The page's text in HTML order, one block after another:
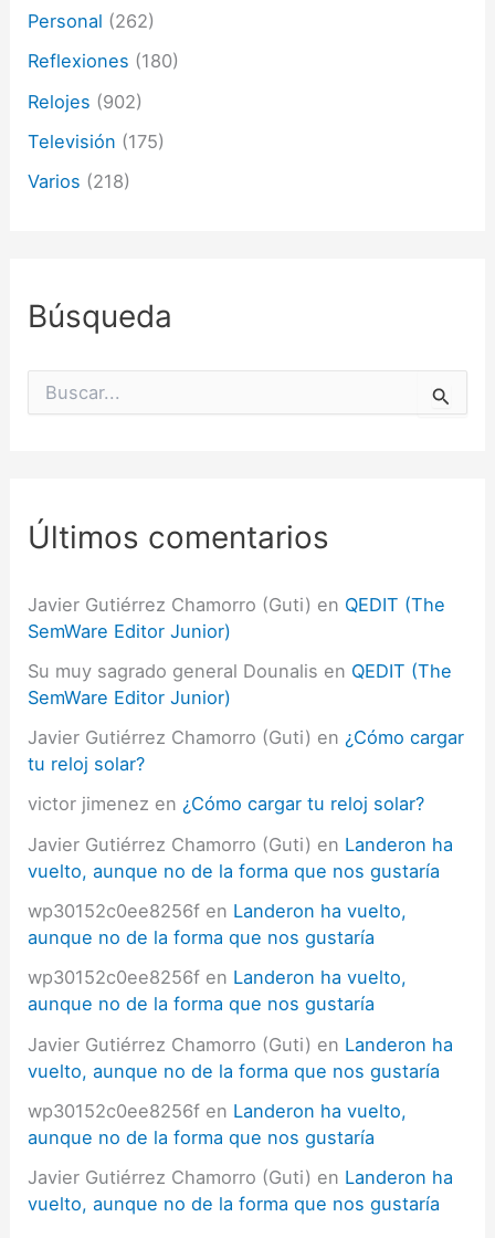
Personal (262)
Reflexiones (180)
Relojes (902)
Televisión (175)
Varios (218)
Búsqueda
Últimos comentarios
Javier Gutiérrez Chamorro (Guti) en QEDIT (The
SemWare Editor Junior)
Su muy sagrado general Dounalis en QEDIT (The
SemWare Editor Junior)
Javier Gutiérrez Chamorro (Guti) en ¿Cómo cargar
tu reloj solar?
victor jimenez en ¿Cómo cargar tu reloj solar?
Javier Gutiérrez Chamorro (Guti) en Landeron ha
vuelto, aunque no de la forma que nos gustaría
wp30152c0ee8256f en Landeron ha vuelto,
aunque no de la forma que nos gustaría
wp30152c0ee8256f en Landeron ha vuelto,
aunque no de la forma que nos gustaría
Javier Gutiérrez Chamorro (Guti) en Landeron ha
vuelto, aunque no de la forma que nos gustaría
wp30152c0ee8256f en Landeron ha vuelto,
aunque no de la forma que nos gustaría
Javier Gutiérrez Chamorro (Guti) en Landeron ha
vuelto, aunque no de la forma que nos gustaría